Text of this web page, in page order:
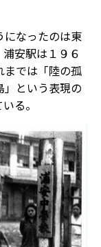
なったのは東
安駅は１９６
までは「陸の孤
という表現の
る。